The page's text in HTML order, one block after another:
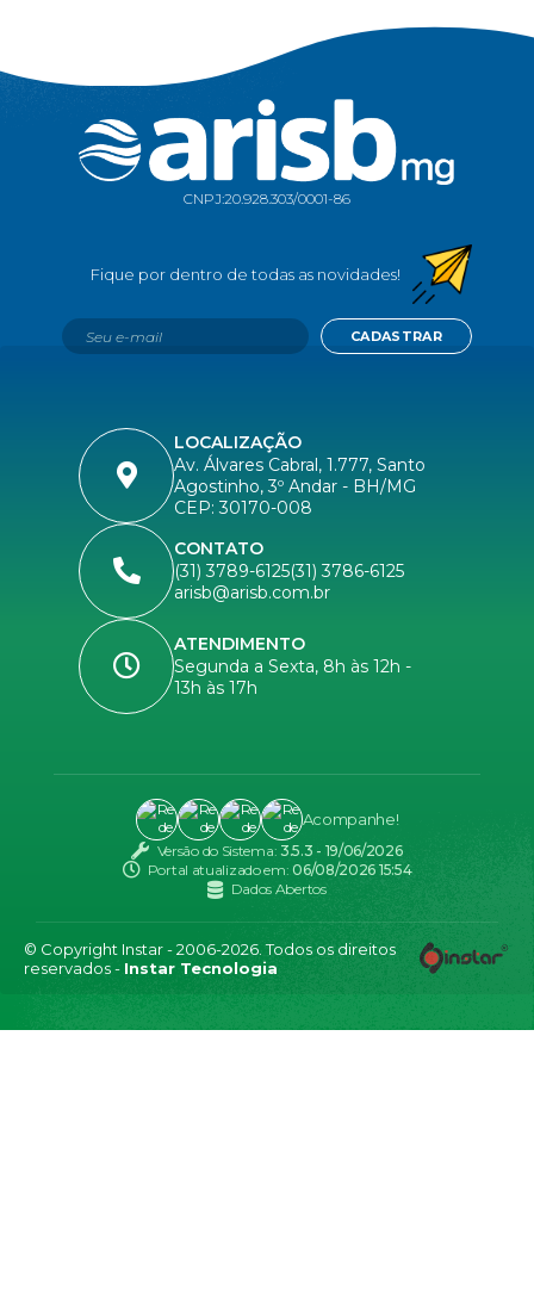
CNPJ:20.928.303/0001-86
LOCALIZAÇÃO
Av. Álvares Cabral, 1.777, Santo
Agostinho, 3º Andar - BH/MG
CEP: 30170-008
CONTATO
(31) 3789-6125(31) 3786-6125
arisb@arisb.com.br
ATENDIMENTO
Segunda a Sexta, 8h às 12h -
13h às 17h
CADASTRAR
Versão do Sistema: 3.5.3 - 19/06/2026
Portal atualizado em:06/08/2026 15:54
Dados Abertos
Acompanhe!
© Copyright Instar - 2006-2026. Todos os direitos
reservados - Instar Tecnologia